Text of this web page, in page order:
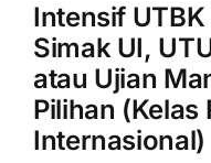
Intensif UTBK
Simak UI,
atau Ujian
Pilihan (Kelas
Internasional)